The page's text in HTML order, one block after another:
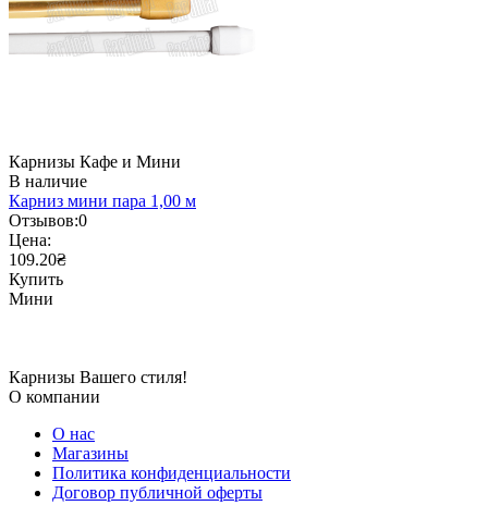
Карнизы Кафе и Мини
В наличие
Карниз мини пара 1,00 м
Отзывов:0
Цена:
109.20₴
Купить
Мини
Карнизы Вашего стиля!
О компании
О нас
Магазины
Политика конфиденциальности
Договор публичной оферты